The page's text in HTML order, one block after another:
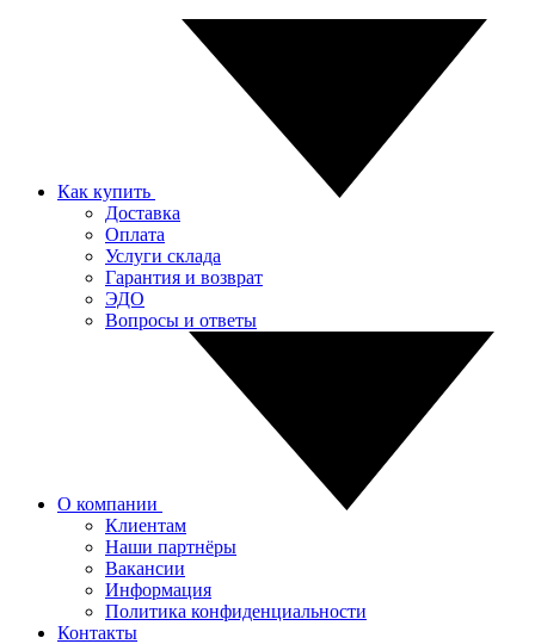
Как купить
Доставка
Оплата
Услуги склада
Гарантия и возврат
ЭДО
Вопросы и ответы
О компании
Клиентам
Наши партнёры
Вакансии
Информация
Политика конфиденциальности
Контакты